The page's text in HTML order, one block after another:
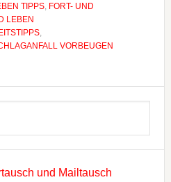
TIPPS, FORT- UND
LEBEN
,
VORBEUGEN